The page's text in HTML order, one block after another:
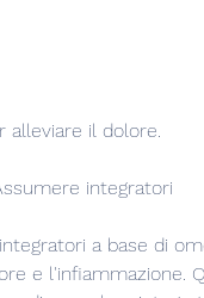
alleviare il dolore.
integratori
a base di
e l'infiammazione.